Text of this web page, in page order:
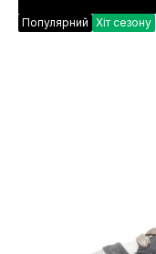
Популярний Хіт сезону